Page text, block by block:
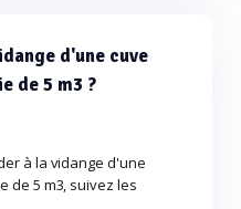
d'une cuve
de 5 m3 ?
à la vidange d'une
de 5 m3, suivez les